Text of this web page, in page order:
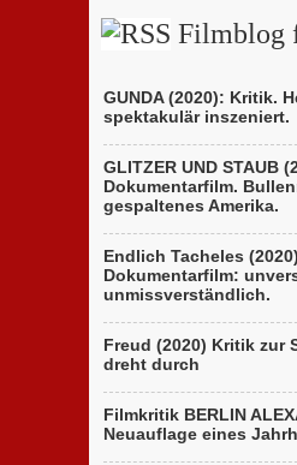
Filmblog
GUNDA (2020): Kritik.
spektakulär inszeniert.
GLITZER UND STAUB
Dokumentarfilm.
gespaltenes Amerika.
Endlich Tacheles
Dokumentarfilm:
unmissverständlich.
Freud (2020) Kritik zur
dreht durch
Filmkritik BERLIN
Neuauflage eines